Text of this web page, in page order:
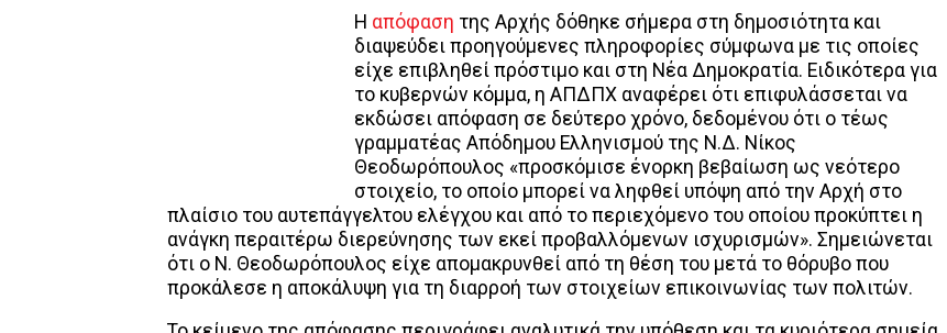
Η απόφαση της Αρχής δόθηκε σήμερα στη δημοσιότητα και
διαψεύδει προηγούμενες πληροφορίες σύμφωνα με τις οποίες
είχε επιβληθεί πρόστιμο και στη Νέα Δημοκρατία. Ειδικότερα για
το κυβερνών κόμμα, η ΑΠΔΠΧ αναφέρει ότι επιφυλάσσεται να
εκδώσει απόφαση σε δεύτερο χρόνο, δεδομένου ότι ο τέως
γραμματέας Απόδημου Ελληνισμού της Ν.Δ. Νίκος
Θεοδωρόπουλος «προσκόμισε ένορκη βεβαίωση ως νεότερο
στοιχείο, το οποίο μπορεί να ληφθεί υπόψη από την Αρχή στο
πλαίσιο του αυτεπάγγελτου ελέγχου και από το περιεχόμενο του οποίου προκύπτει η
ανάγκη περαιτέρω διερεύνησης των εκεί προβαλλόμενων ισχυρισμών». Σημειώνεται
ότι ο Ν. Θεοδωρόπουλος είχε απομακρυνθεί από τη θέση του μετά το θόρυβο που
προκάλεσε η αποκάλυψη για τη διαρροή των στοιχείων επικοινωνίας των πολιτών.